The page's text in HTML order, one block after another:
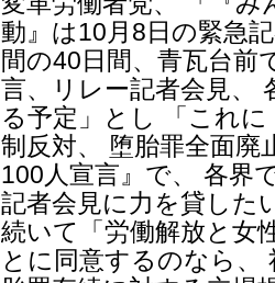
動』は10月8日の緊急
間の40日間、青瓦台前
言、リレー記者会見、
る予定」とし 「これ
制反対、 堕胎罪全面
100人宣言』で、 各界
記者会見に力を貸した
続いて「労働解放と女
とに同意するのなら、